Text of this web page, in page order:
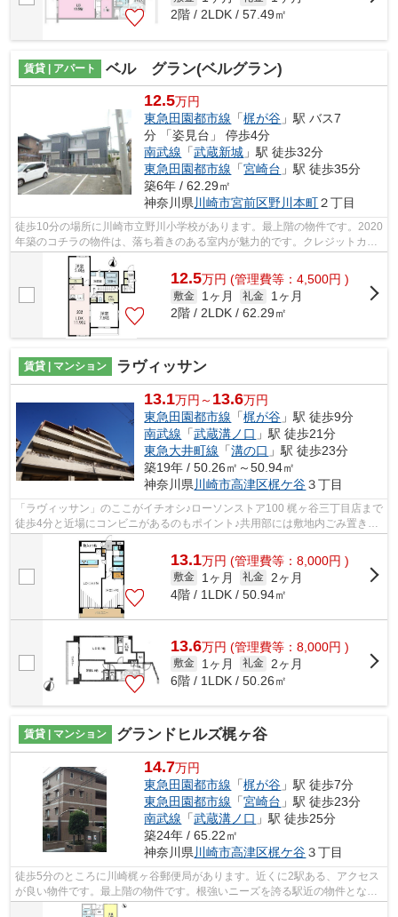
2階 / 2LDK / 57.49㎡
賃貸 | アパート ベル グラン(ベルグラン)
12.5万円
東急田園都市線 「梶が谷 」駅 バス7
分 「姿見台」 停歩4分
南武線 「武蔵新城 」駅 徒歩32分
東急田園都市線 「宮崎台 」駅 徒歩35分
築6年 / 62.29㎡
神奈川県川崎市宮前区野川本町２丁目
徒歩10分の場所に川崎市立野川小学校があります。最上階の物件です。2020
年築のコチラの物件は、落ち着きのある室内が魅力的です。クレジットカー
ドで初期費用をお支払いいただける物...
12.5万円 (管理費等：4,500円 )
敷金 1ヶ月 礼金
1ヶ月
2階 / 2LDK / 62.29㎡
賃貸 | マンション ラヴィッサン
13.1万円～ 13.6万円
東急田園都市線 「梶が谷 」駅 徒歩9分
南武線 「武蔵溝ノ口 」駅 徒歩21分
東急大井町線 「溝の口 」駅 徒歩23分
築19年 / 50.26㎡～50.94㎡
神奈川県川崎市高津区梶ケ谷３丁目
「ラヴィッサン」のここがイチオシ♪ローソンストア100 梶ヶ谷三丁目店まで
徒歩4分と近場にコンビニがあるのもポイント♪共用部には敷地内ごみ置き
場・エレベータなどが揃っており、とて...
13.1万円 (管理費等：8,000円 )
敷金 1ヶ月 礼金
2ヶ月
4階 / 1LDK / 50.94㎡
13.6万円 (管理費等：8,000円 )
敷金 1ヶ月 礼金
2ヶ月
6階 / 1LDK / 50.26㎡
賃貸 | マンション グランドヒルズ梶ヶ谷
14.7万円
東急田園都市線 「梶が谷 」駅 徒歩7分
東急田園都市線 「宮崎台 」駅 徒歩23分
南武線 「武蔵溝ノ口 」駅 徒歩25分
築24年 / 65.22㎡
神奈川県 川崎市高津区梶ケ谷３丁目
徒歩5分のところに川崎梶ヶ谷郵便局があります。近くに2駅ある、アクセス
が良い物件です。最上階の物件です。根強いニーズを誇る駅近の物件とな
り、徒歩7分に駅があります。川崎市高津...